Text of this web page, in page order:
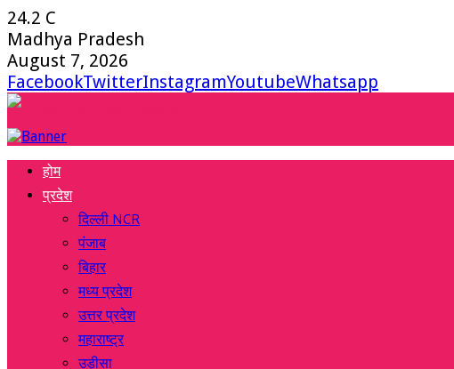
24.2 C
Madhya Pradesh
August 7, 2026
FacebookTwitterInstagramYoutubeWhatsapp
होम
प्रदेश
दिल्ली NCR
पंजाब
बिहार
मध्य प्रदेश
उत्तर प्रदेश
महाराष्ट्र
उड़ीसा